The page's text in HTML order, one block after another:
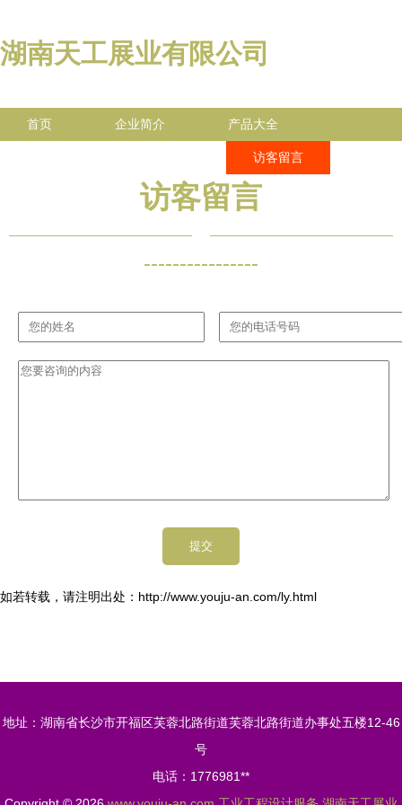
湖南天工展业有限公司
首页 企业简介 产品大全
访客留言
访客留言
----------------
如若转载，请注明出处：http://www.youju-an.com/ly.html
地址：湖南省长沙市开福区芙蓉北路街道芙蓉北路街道办事处五楼12-46
号
电话：1776981**